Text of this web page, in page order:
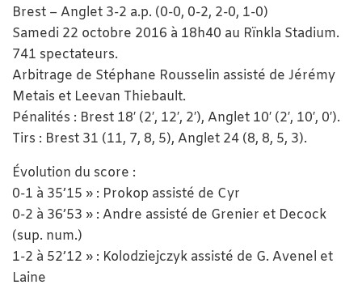
Brest – Anglet 3-2 a.p. (0-0, 0-2, 2-0, 1-0)
Samedi 22 octobre 2016 à 18h40 au Rïnkla Stadium.
741 spectateurs.
Arbitrage de Stéphane Rousselin assisté de Jérémy
Metais et Leevan Thiebault.
Pénalités : Brest 18′ (2′, 12′, 2′), Anglet 10′ (2′, 10′, 0′).
Tirs : Brest 31 (11, 7, 8, 5), Anglet 24 (8, 8, 5, 3).
Évolution du score :
0-1 à 35’15 » : Prokop assisté de Cyr
0-2 à 36’53 » : Andre assisté de Grenier et Decock
(sup. num.)
1-2 à 52’12 » : Kolodziejczyk assisté de G. Avenel et
Laine